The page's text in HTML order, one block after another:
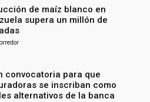
de maíz blanco en
supera un millón de
convocatoria para que
se inscriban como
alternativos de la banca